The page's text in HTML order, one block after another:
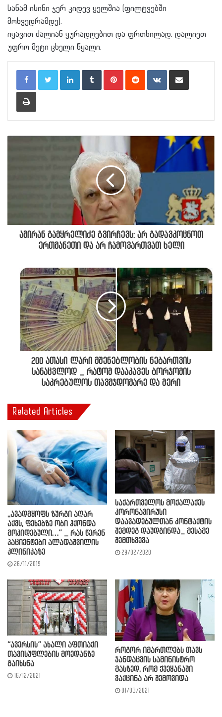
სანამ ისინი ჯერ კიდევ ყელშია (ფილტვებში
მოხვედრამდე).
იყავით ძალიან ყურადღებით და ფრთხილად, დალიეთ
უფრო მეტი ცხელი წყალი.
LinkedInTumblr PinterestReddit VKontakteShare via Email
Print
ამირან გამყრელიძე გვირჩევს: არ გადავკოცნოთ
ერთმანეთი და არ ჩამოვართვათ ხელი
200 ათასი ლარი მშენებლობის ნებართვის
სანაცვლოდ _ რატომ დააკავეს ბორჯომის
საკრებულოს თავმჯდომარე და მერი
Related Articles
,,ავადმყოფს ზურგი აღარ
აქვს, ფეხებზე ობი ჰქონდა
მოკიდებული…” _ რას წერენ
პაციენტები ალადაშვილის
კლინიკაზე
26/11/2019
საქართველოს მოქალაქეს
კორონავირუსი
დაავადებულთან კონტაქტის
შემდეგ დაუდგინდა_ მესამე
შემთხვევა
29/02/2020
“ავერსის” ახალი აფთიაქი
თავისუფლების მოედანზე
გაიხსნა
16/12/2021
როგორ იმართლებს თავს
ჯანდაცვის სამინისტრო
მასზედ, რომ ქვეყანაში
ვაქცინა არ შემოვიდა
01/03/2021